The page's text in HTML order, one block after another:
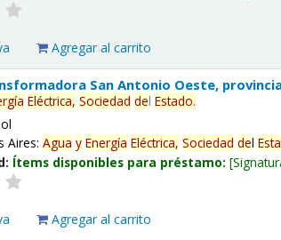
Agregar al carrito
San Antonio Oeste,
Eléctrica, Sociedad delEstado.
Aires:Agua y Energía Eléctrica, Sociedad del
Ítems disponibles para préstamo:
Agregar al carrito